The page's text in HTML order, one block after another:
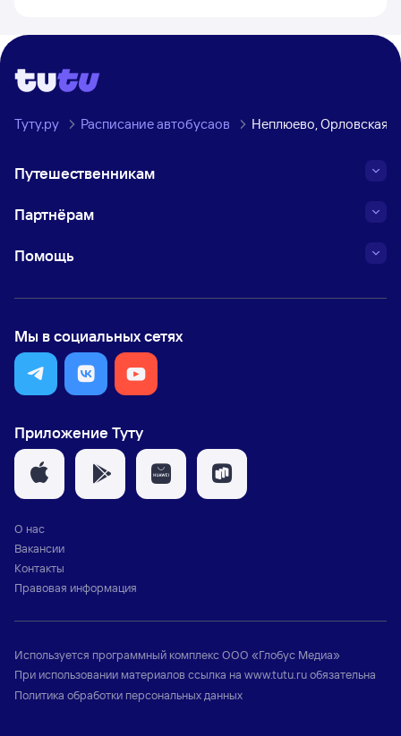
Туту.ру Расписание автобусаов Неплюево, Орловская
Путешественникам
Партнёрам
Помощь
Мы в социальных сетях
Приложение Туту
О нас
Вакансии
Контакты
Правовая информация
Используется программный комплексООО «Глобус Медиа»
При использовании материалов ссылка на www.tutu.ruобязательна
Политика обработки персональных данных